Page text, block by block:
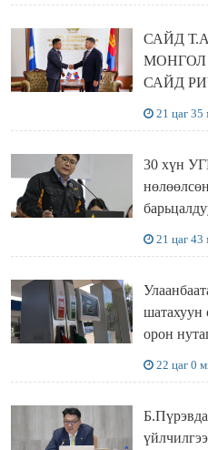
САЙД
МОНГОЛ
САЙД
21 цаг 35
30 хүн
21 цаг 43
шатахуун олгохыг
орон
22 цаг 0